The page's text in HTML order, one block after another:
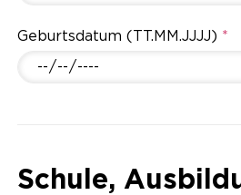
Geburtsdatum (TT.MM.JJJJ) *
Schule,